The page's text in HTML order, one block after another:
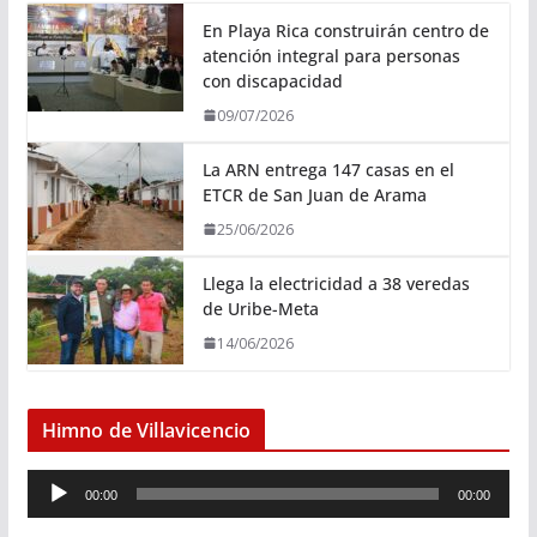
En Playa Rica construirán centro de
atención integral para personas
con discapacidad
09/07/2026
La ARN entrega 147 casas en el
ETCR de San Juan de Arama
25/06/2026
Llega la electricidad a 38 veredas
de Uribe-Meta
14/06/2026
Himno de Villavicencio
e
00:00 00:00